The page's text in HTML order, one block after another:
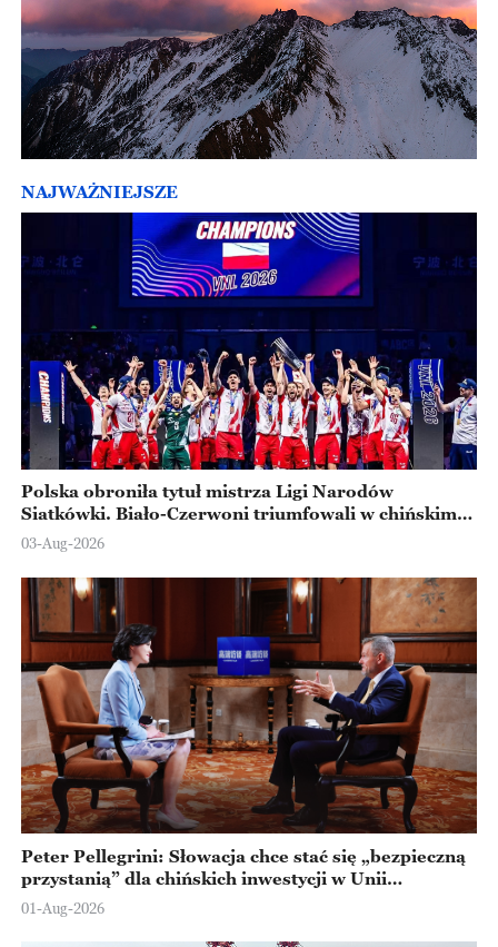
NAJWAŻNIEJSZE
Polska obroniła tytuł mistrza Ligi Narodów
Siatkówki. Biało-Czerwoni triumfowali w chińskim
Ningbo
03-Aug-2026
Peter Pellegrini: Słowacja chce stać się „bezpieczną
przystanią” dla chińskich inwestycji w Unii
Europejskiej
01-Aug-2026